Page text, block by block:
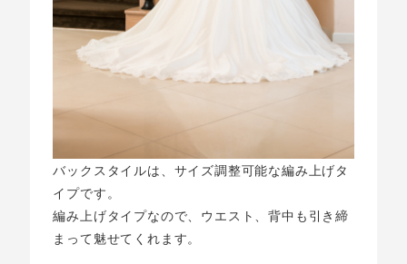
バックスタイルは、サイズ調整可能な編み上げタ
イプです。
編み上げタイプなので、ウエスト、背中も引き締
まって魅せてくれます。